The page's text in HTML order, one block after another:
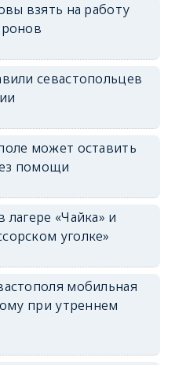
взять на работу
севастопольцев
может оставить
помощи
«Чайка» и
уголке»
мобильная
при утреннем